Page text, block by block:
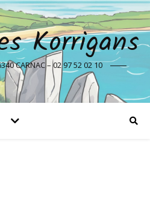
Korrigans
CARNAC – 02 97 52 02 10